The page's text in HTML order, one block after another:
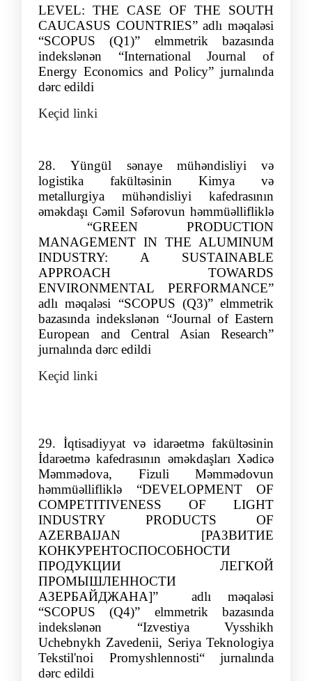
LEVEL: THE CASE OF THE SOUTH
CAUCASUS COUNTRIES”adlı məqaləsi
“SCOPUS (Q1)” elmmetrik bazasında
indekslənən “International Journal of
Energy Economics and Policy” jurnalında
dərc edildi
Keçid linki
28.
Yüngül sənaye mühəndisliyi və
logistika fakültəsinin Kimya və
metallurgiya mühəndisliyi kafedrasının
əməkdaşı Cəmil Səfərovun həmmüəllifliklə
“GREEN PRODUCTION
MANAGEMENT IN THE ALUMINUM
INDUSTRY: A SUSTAINABLE
APPROACH TOWARDS
ENVIRONMENTAL PERFORMANCE”
adlı məqaləsi “SCOPUS (Q3)” elmmetrik
bazasında indekslənən “Journal of Eastern
European and Central Asian Research”
jurnalında dərc edildi
Keçid linki
29. İqtisadiyyat və idarəetmə fakültəsinin
İdarəetmə kafedrasının əməkdaşları Xədicə
Məmmədova, Fizuli Məmmədovun
həmmüəllifliklə “DЕVЕLОРMЕNТ ОF
СОMРЕТIТIVЕNЕSS ОF LIGНТ
INDUSТRY РRОDUСТS ОF
АZЕRВАIJАN [РАЗВИТИЕ
КОНКУРЕНТОСПОСОБНОСТИ
ПРОДУКЦИИ ЛЕГКОЙ
ПРОMЫШЛЕННОСТИ
АЗЕРБАЙДЖАНА]” adlı məqaləsi
“SCOPUS (Q4)” elmmetrik bazasında
indekslənən
“Izvestiya Vysshikh
Uchebnykh Zavedenii, Seriya Teknologiya
Tekstil'noi Promyshlennosti“ jurnalında
dərc edildi